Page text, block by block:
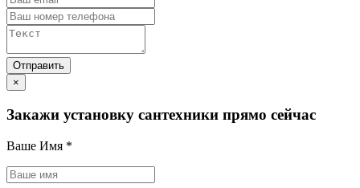
×
Закажи установку сантехники прямо сейчас
Ваше Имя *